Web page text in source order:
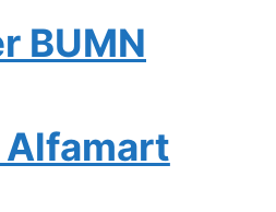
BUMN
Alfamart